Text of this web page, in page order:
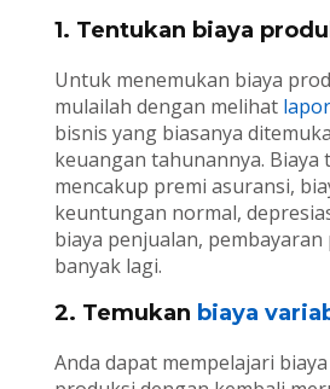
1. Tentukan biaya
Untuk menemukan biaya
mulailah dengan melihat
bisnis yang biasanya
keuangan tahunannya. Biaya
mencakup premi asuransi,
keuntungan normal,
biaya penjualan, pembayaran
banyak lagi.
2. Temukan biaya
Anda dapat mempelajari